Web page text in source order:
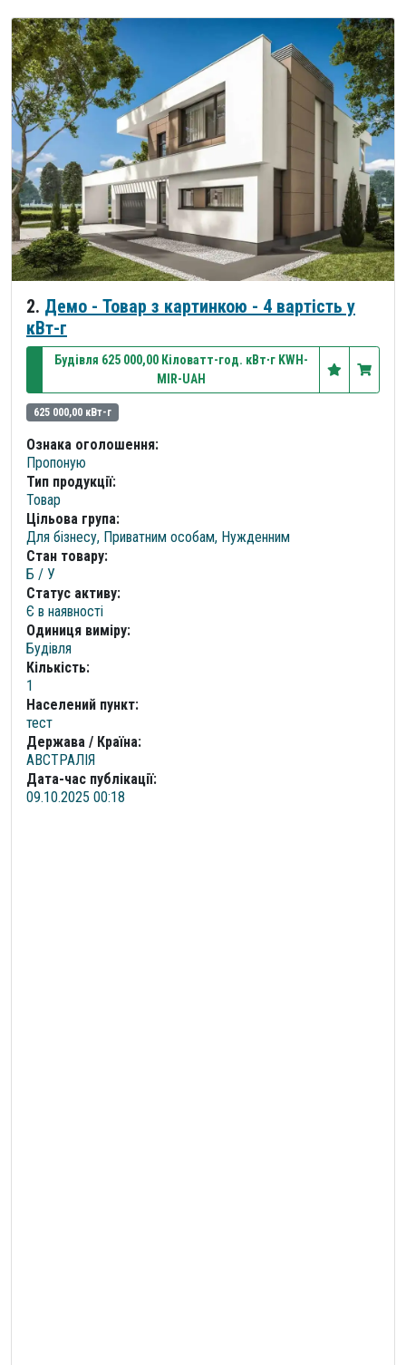
2. Демо - Товар з картинкою - 4 вартість у
кВт-г
Будівля 625 000,00 Кіловатт-год. кВт∙г KWH-
MIR-UAH
625 000,00 кВт-г
Ознака оголошення:
Пропоную
Тип продукції:
Товар
Цільова група:
Для бізнесу, Приватним особам, Нужденним
Стан товару:
Б / У
Статус активу:
Є в наявності
Одиниця виміру:
Будівля
Кількість:
1
Населений пункт:
тест
Держава / Країна:
АВСТРАЛІЯ
Дата-час публікації:
09.10.2025 00:18